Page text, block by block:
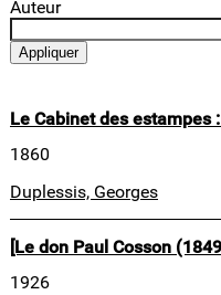
Auteur
Le Cabinet des
1860
Duplessis, Georges
[Le don Paul Cosson
1926